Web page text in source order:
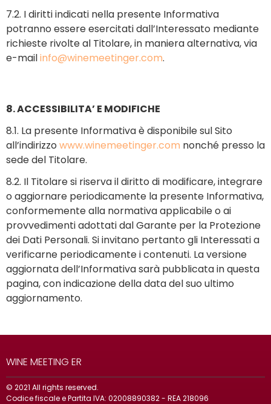
7.2. I diritti indicati nella presente Informativa
potranno essere esercitati dall’Interessato mediante
richieste rivolte al Titolare, in maniera alternativa, via
e-mailinfo@winemeetinger.com.
8. ACCESSIBILITA’ E MODIFICHE
8.1. La presente Informativa è disponibile sul Sito
all’indirizzo www.winemeetinger.com nonché presso la
sede del Titolare.
8.2. Il Titolare si riserva il diritto di modificare, integrare
o aggiornare periodicamente la presente Informativa,
conformemente alla normativa applicabile o ai
provvedimenti adottati dal Garante per la Protezione
dei Dati Personali. Si invitano pertanto gli Interessati a
verificarne periodicamente i contenuti. La versione
aggiornata dell’Informativa sarà pubblicata in questa
pagina, con indicazione della data del suo ultimo
aggiornamento.
WINE MEETING ER
© 2021 All rights reserved.
Codice fiscale e Partita IVA: 02008890382 - REA 218096